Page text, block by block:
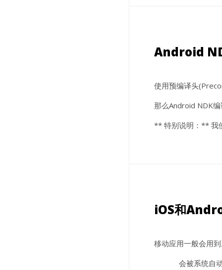
Android
使用预编译头
那么Android NDK
** 特别说明：** 我
iOS和
移动应用一般会用
会被系统自